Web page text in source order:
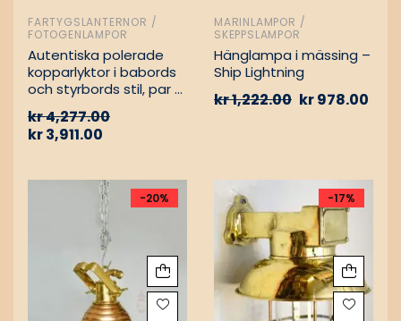
FARTYGSLANTERNOR /
FOTOGENLAMPOR
Autentiska polerade
kopparlyktor i babords
och styrbords stil, par –
oljelampor
kr4,277.00
kr3,911.00
MARINLAMPOR /
SKEPPSLAMPOR
Hänglampa i mässing –
Ship Lightning
kr1,222.00 kr978.00
-20% -17%